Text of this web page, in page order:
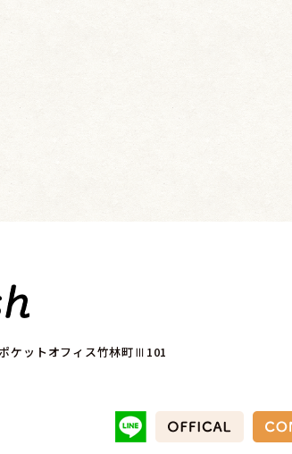
ケットオフィス竹林町Ⅲ101